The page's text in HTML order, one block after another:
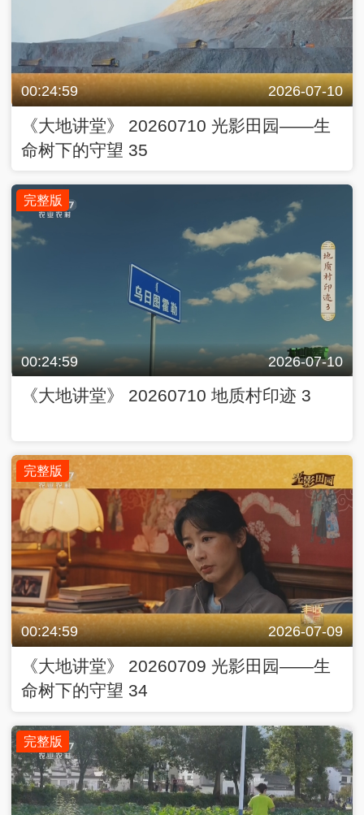
完整版
00:24:59 2026-07-10
《大地讲堂》 20260710 地质村印迹 3
00:24:59 2026-07-09
《大地讲堂》 20260709 光影田园——生
命树下的守望 34
完整版
00:24:59 2026-07-09
《大地讲堂》 20260709 地质村印迹 2